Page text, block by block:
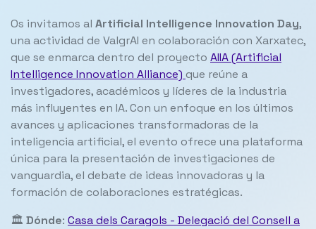
Os invitamos al Artificial Intelligence Innovation Day,
una actividad de ValgrAI en colaboración con Xarxatec,
que se enmarca dentro del proyecto AIIA (Artificial
Intelligence Innovation Alliance) que reúne a
investigadores, académicos y líderes de la industria
más influyentes en IA. Con un enfoque en los últimos
avances y aplicaciones transformadoras de la
inteligencia artificial, el evento ofrece una plataforma
única para la presentación de investigaciones de
vanguardia, el debate de ideas innovadoras y la
formación de colaboraciones estratégicas.
🏛️ Dónde: Casa dels Caragols - Delegació del Consell a